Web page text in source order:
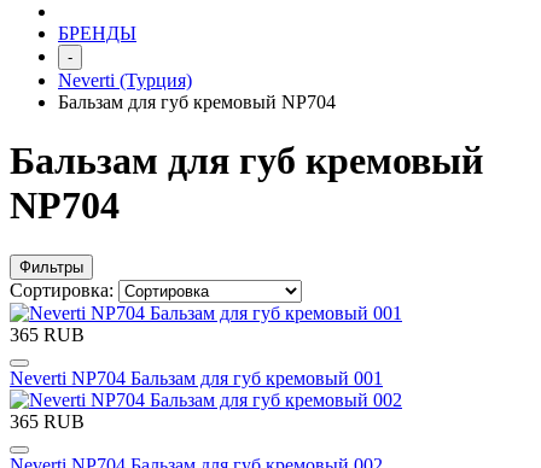
БРЕНДЫ
-
Neverti (Турция)
Бальзам для губ кремовый NP704
Бальзам для губ кремовый
NP704
Фильтры
Сортировка:
365 RUB
Neverti NP704 Бальзам для губ кремовый 001
365 RUB